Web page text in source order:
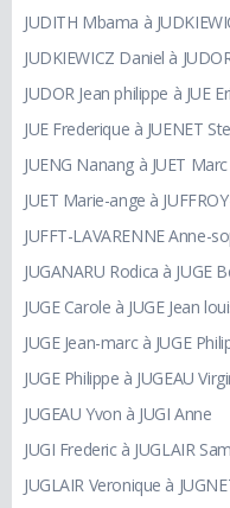
JUDITH Mbama à
JUDKIEWICZ Daniel à
JUDOR Jean philippe à JUE
JUE Frederique à JUENET
JUENG Nanang à JUET Marc
JUET Marie-ange à
JUFFT-LAVARENNE Anne-
JUGANARU Rodica à JUGE
JUGE Carole à JUGE Jean
JUGE Jean-marc à JUGE
JUGE Philippe à JUGEAU
JUGEAU Yvon à JUGI Anne
JUGI Frederic à JUGLAIR
JUGLAIR Veronique à